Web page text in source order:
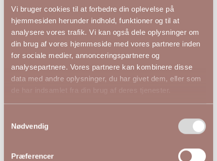
Vi bruger cookies til at forbedre din oplevelse på
hjemmesiden herunder indhold, funktioner og til at
analysere vores trafik. Vi kan også dele oplysninger om
din brug af vores hjemmeside med vores partnere inden
for sociale medier, annonceringspartnere og
analysepartnere. Vores partnere kan kombinere disse
data med andre oplysninger, du har givet dem, eller som
de har indsamlet fra din brug af deres tjenester.
Nødvendig
Præferencer
Andre kiggede på